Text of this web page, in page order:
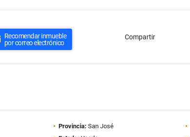
Recomendar inmueble
por correo electrónico
Compartir
Provincia: San José